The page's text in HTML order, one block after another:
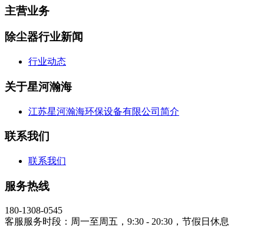
主营业务
除尘器行业新闻
行业动态
关于星河瀚海
江苏星河瀚海环保设备有限公司简介
联系我们
联系我们
服务热线
180-1308-0545
客服服务时段：周一至周五，9:30 - 20:30，节假日休息